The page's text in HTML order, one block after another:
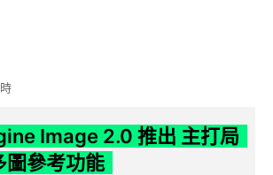
Image 2.0 推出 主打局
圖參考功能